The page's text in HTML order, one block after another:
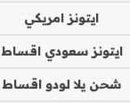
ايتونز امريكي
ايتونز سعودي اقساط
شحن يلا لودو اقساط